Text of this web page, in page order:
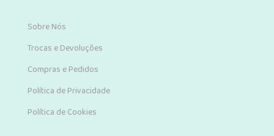
Sobre Nós
Trocas e Devoluções
Compras e Pedidos
Política de Privacidade
Política de Cookies